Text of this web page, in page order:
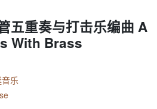
五重奏与打击乐编曲 A
With Brass
乐